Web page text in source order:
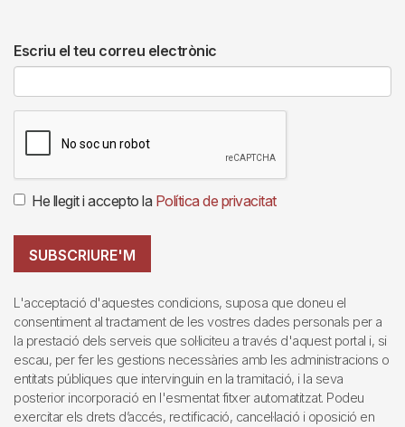
Escriu el teu correu electrònic
He llegit i accepto la Política de privacitat
SUBSCRIURE'M
L'acceptació d'aquestes condicions, suposa que doneu el
consentiment al tractament de les vostres dades personals per a
la prestació dels serveis que sol·liciteu a través d'aquest portal i, si
escau, per fer les gestions necessàries amb les administracions o
entitats públiques que intervinguin en la tramitació, i la seva
posterior incorporació en l'esmentat fitxer automatitzat. Podeu
exercitar els drets d’accés, rectificació, cancel·lació i oposició en